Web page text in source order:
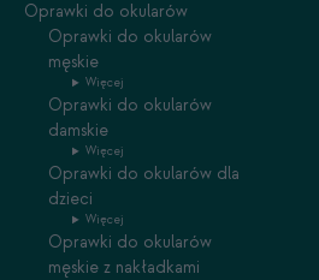
Oprawki do okularów
Oprawki do okularów
męskie
Więcej
Oprawki do okularów
damskie
Więcej
Oprawki do okularów dla
dzieci
Więcej
Oprawki do okularów
męskie z nakładkami